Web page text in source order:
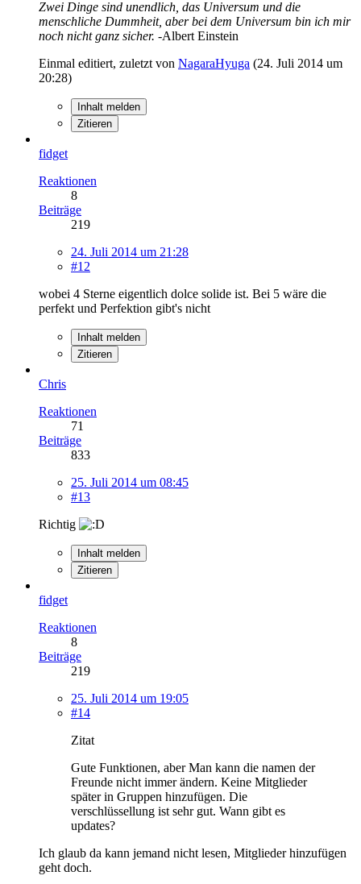
Zwei Dinge sind unendlich, das Universum und die
menschliche Dummheit, aber bei dem Universum bin ich mir
noch nicht ganz sicher. -Albert Einstein
Einmal editiert, zuletzt von NagaraHyuga (24. Juli 2014 um
20:28)
Inhalt melden
Zitieren
fidget
Reaktionen
8
Beiträge
219
24. Juli 2014 um 21:28
#12
wobei 4 Sterne eigentlich dolce solide ist. Bei 5 wäre die
perfekt und Perfektion gibt's nicht
Inhalt melden
Zitieren
Chris
Reaktionen
71
Beiträge
833
25. Juli 2014 um 08:45
#13
Richtig
Inhalt melden
Zitieren
fidget
Reaktionen
8
Beiträge
219
25. Juli 2014 um 19:05
#14
Zitat
Gute Funktionen, aber Man kann die namen der
Freunde nicht immer ändern. Keine Mitglieder
später in Gruppen hinzufügen. Die
verschlüssellung ist sehr gut. Wann gibt es
updates?
Ich glaub da kann jemand nicht lesen, Mitglieder hinzufügen
geht doch.